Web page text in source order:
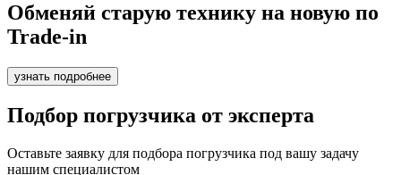
Обменяй старую технику на новую по
Trade-in
узнать подробнее
Подбор погрузчика от эксперта
Оставьте заявку для подбора погрузчика под вашу задачу
нашим специалистом